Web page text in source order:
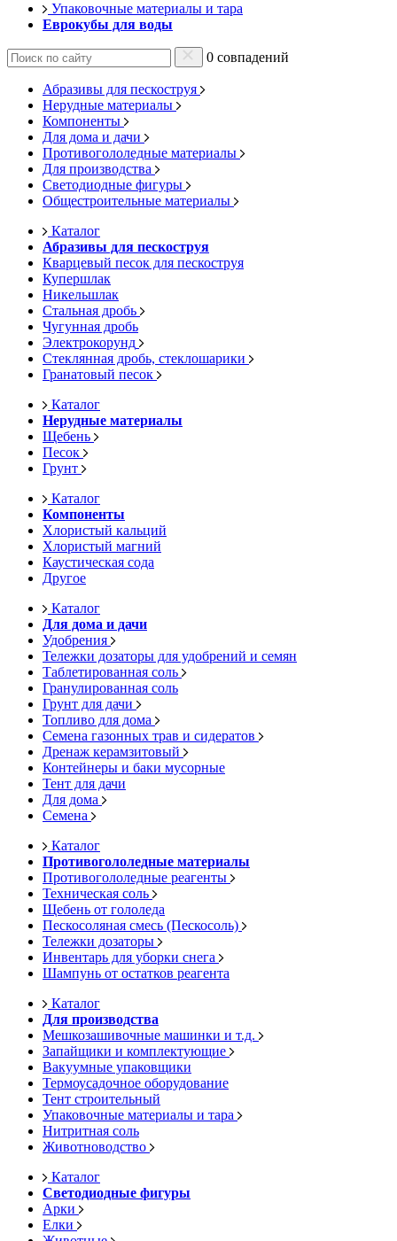
Упаковочные материалы и тара
Еврокубы для воды
0 совпадений
Абразивы для пескоструя
Нерудные материалы
Компоненты
Для дома и дачи
Противогололедные материалы
Для производства
Светодиодные фигуры
Общестроительные материалы
Каталог
Абразивы для пескоструя
Кварцевый песок для пескоструя
Купершлак
Никельшлак
Стальная дробь
Чугунная дробь
Электрокорунд
Стеклянная дробь, стеклошарики
Гранатовый песок
Каталог
Нерудные материалы
Щебень
Песок
Грунт
Каталог
Компоненты
Хлористый кальций
Хлористый магний
Каустическая сода
Другое
Каталог
Для дома и дачи
Удобрения
Тележки дозаторы для удобрений и семян
Таблетированная соль
Гранулированная соль
Грунт для дачи
Топливо для дома
Семена газонных трав и сидератов
Дренаж керамзитовый
Контейнеры и баки мусорные
Тент для дачи
Для дома
Семена
Каталог
Противогололедные материалы
Противогололедные реагенты
Техническая соль
Щебень от гололеда
Пескосоляная смесь (Пескосоль)
Тележки дозаторы
Инвентарь для уборки снега
Шампунь от остатков реагента
Каталог
Для производства
Мешкозашивочные машинки и т.д.
Запайщики и комплектующие
Вакуумные упаковщики
Термоусадочное оборудование
Тент строительный
Упаковочные материалы и тара
Нитритная соль
Животноводство
Каталог
Светодиодные фигуры
Арки
Елки